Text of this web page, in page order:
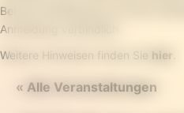
Bei der Anmeldung ist mit der
Anmeldung verbindlich.
Weitere Hinweisen finden Sie hier
« Alle Veranstaltungen